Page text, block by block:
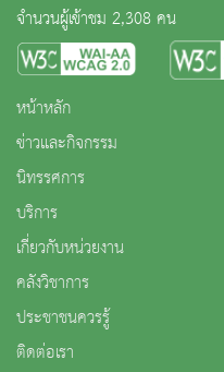
จำนวนผู้เข้าชม 2,308 คน
หน้าหลัก
ข่าวและกิจกรรม
นิทรรศการ
บริการ
เกี่ยวกับหน่วยงาน
คลังวิชาการ
ประชาชนควรรู้
ติดต่อเรา